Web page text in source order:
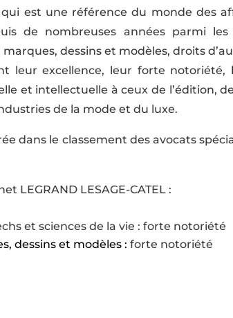
est une référence du monde des
de nombreuses années parmi
dessins et modèles, droits
leur excellence, leur forte
et intellectuelle à ceux de l’édition,
de la mode et du luxe.
dans le classement des avocats
LEGRAND LESAGE-CATEL :
et sciences de la vie : forte notoriété
dessins et modèles : forte notoriété